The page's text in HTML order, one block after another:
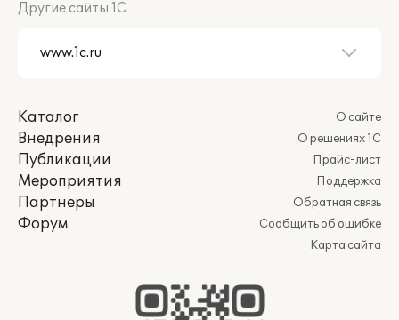
Другие сайты 1С
Каталог
Внедрения
Публикации
Мероприятия
Партнеры
Форум
О сайте
О решениях 1С
Прайс-лист
Поддержка
Обратная связь
Сообщить об ошибке
Карта сайта